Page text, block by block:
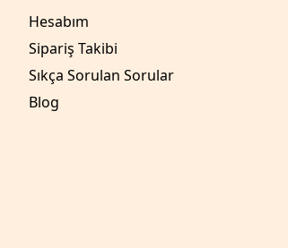
Hesabım
Sipariş Takibi
Sıkça Sorulan Sorular
Blog